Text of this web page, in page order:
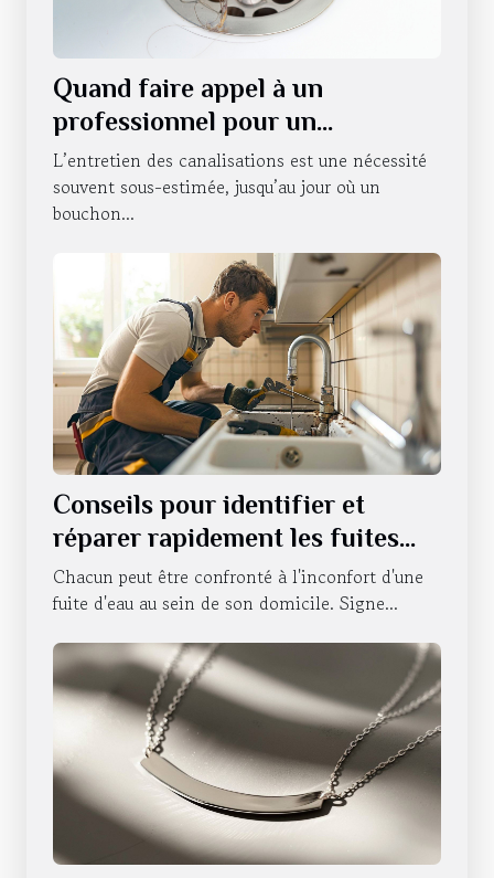
Quand faire appel à un
professionnel pour un
débouchage de canalisations à
Strasbourg ?
L’entretien des canalisations est une nécessité
souvent sous-estimée, jusqu’au jour où un
bouchon...
Conseils pour identifier et
réparer rapidement les fuites
d'eau
Chacun peut être confronté à l'inconfort d'une
fuite d'eau au sein de son domicile. Signe...